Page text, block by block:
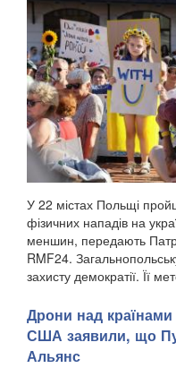
У 22 містах Польщі
фізичних нападів на
меншин, передають
RMF24.
захисту демократії. Її
Дрони над
США заявили, що
Альянс